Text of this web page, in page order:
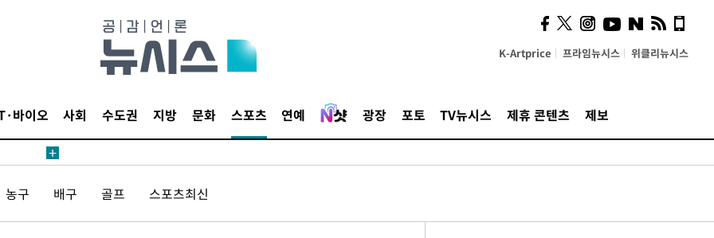
K-Artprice 프라임뉴시스 위클리뉴시스
바이오 사회 수도권 지방 문화 스포츠 연예 광장 포토 TV뉴시스 제휴 콘텐츠 제보
드려 죄
겠다"
드려 죄
농구 배구 골프 스포츠최신